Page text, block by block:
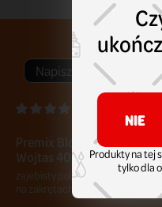
Napisz swoją opinię
Premix Blok Ekipa
Wojtas 40 ml
zajebisty polecam kopie tak jak
na zakrętach
NIE
Produkty na tej
tylko dla